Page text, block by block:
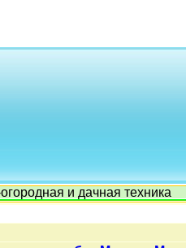
и дачная техника